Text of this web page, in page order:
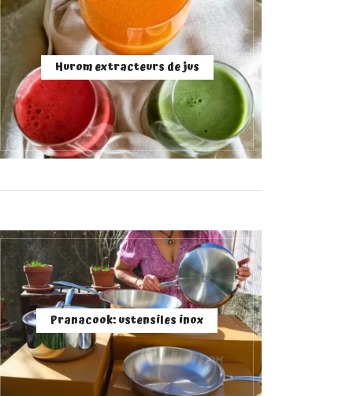
Hurom extracteurs de jus
Pranacook: ustensiles inox